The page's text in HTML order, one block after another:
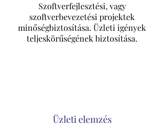
Szoftverfejlesztési, vagy
szoftverbevezetési projektek
minőségbiztosítása. Üzleti igények
teljeskörűségének biztosítása.
Üzleti elemzés